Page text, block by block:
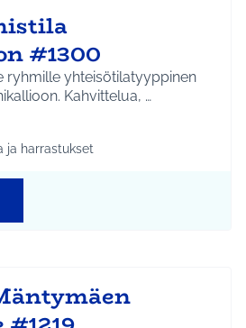
#1300
ryhmille yhteisötilatyyppinen
Kahvittelua, …
mukaan: Riihikallio
teeman mukaan: Liikunta ja
ja harrastukset